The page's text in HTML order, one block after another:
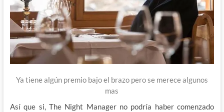
Ya tiene algún premio bajo el brazo pero se merece algunos
mas
Así que si, The Night Manager no podría haber comenzado